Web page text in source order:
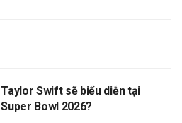
Taylor Swift sẽ biểu diễn tại
Super Bowl 2026?